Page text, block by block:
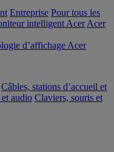
Entreprise Pour tous les
intelligent Acer Acer
d’affichage Acer
Câbles, stations d’accueil et
et audio Claviers, souris et